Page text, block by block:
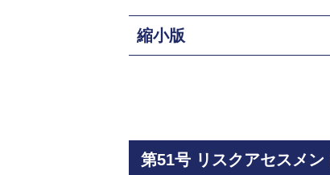
縮小版
第51号 リスクアセスメン